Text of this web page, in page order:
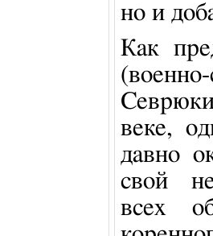
но и
Как
веке,
давно
свой
всех